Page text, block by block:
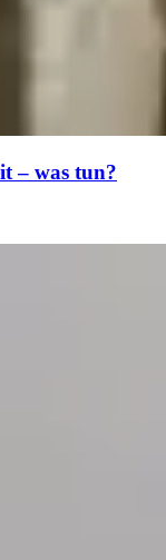
– was tun?